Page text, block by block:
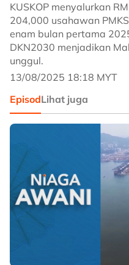
KUSKOP menyalurkan
204,000 usahawan
enam bulan pertama
DKN2030 menjadikan
unggul.
13/08/2025 18:18 MYT
EpisodLihat juga